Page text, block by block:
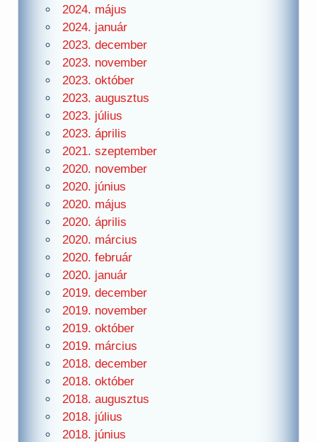
2024. május
2024. január
2023. december
2023. november
2023. október
2023. augusztus
2023. július
2023. április
2021. szeptember
2020. november
2020. június
2020. május
2020. április
2020. március
2020. február
2020. január
2019. december
2019. november
2019. október
2019. március
2018. december
2018. október
2018. augusztus
2018. július
2018. június